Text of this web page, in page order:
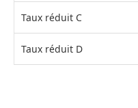
Taux réduit C
Taux réduit D